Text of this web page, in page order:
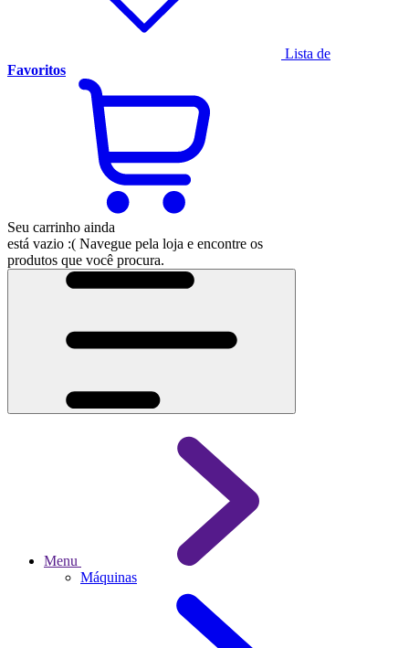
Lista de
Favoritos
Seu carrinho ainda
está vazio :( Navegue pela loja e encontre os
produtos que você procura.
Menu
Máquinas